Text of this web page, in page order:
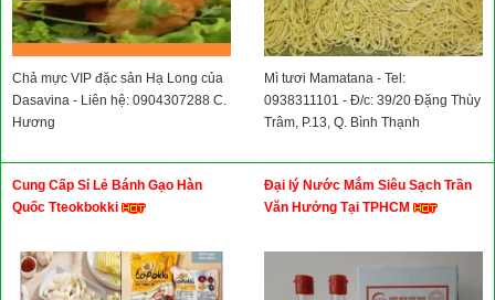
Chả mực VIP đặc sản Hạ Long của
Dasavina - Liên hệ: 0904307288 C.
Hương
Mì tươi Mamatana - Tel:
0938311101 - Đ/c: 39/20 Đặng Thùy
Trâm, P.13, Q. Bình Thạnh
Cung Cấp Sỉ Lẻ Bánh Gạo Hàn
Quốc Tteokbokki
Đại lý Nước Mắm Siêu Sạch Trần
Văn Hưởng Tại TPHCM